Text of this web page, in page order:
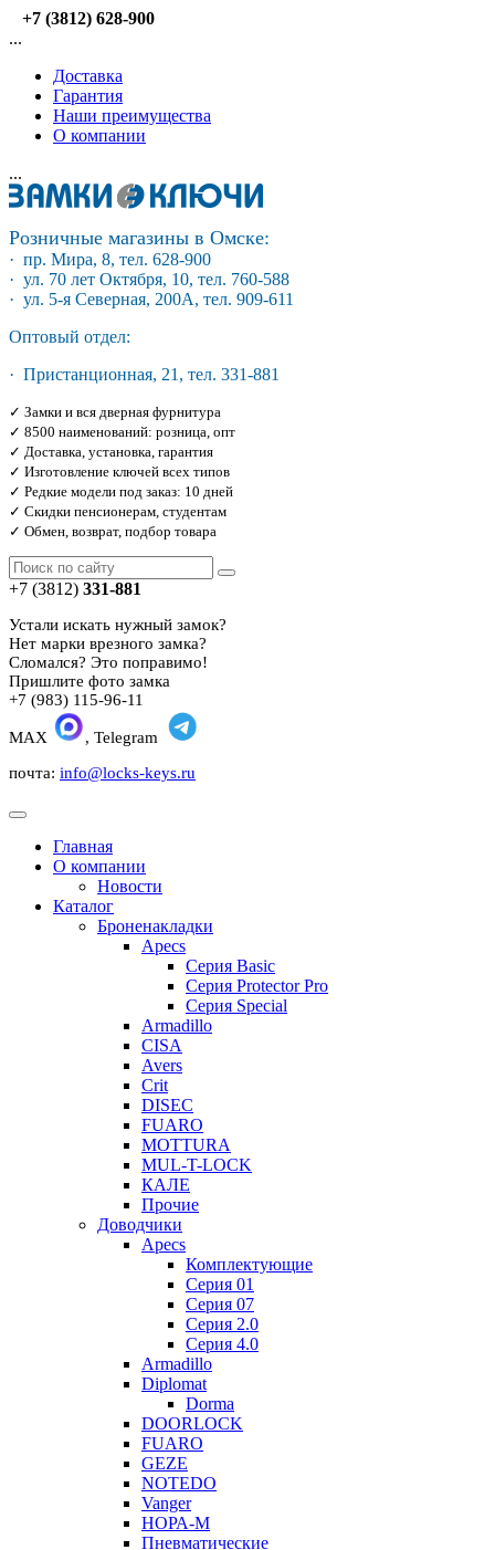
+7 (3812) 628-900
...
Доставка
Гарантия
Наши преимущества
О компании
...
Розничные магазины в Омске:
· пр. Мира, 8, тел. 628-900
· ул. 70 лет Октября, 10, тел. 760-588
· ул. 5-я Северная, 200А, тел. 909-611
Оптовый отдел:
· Пристанционная, 21, тел. 331-881
✓ Замки и вся дверная фурнитура
✓ 8500 наименований: розница, опт
✓ Доставка, установка, гарантия
✓ Изготовление ключей всех типов
✓ Редкие модели под заказ: 10 дней
✓ Скидки пенсионерам, студентам
✓ Обмен, возврат, подбор товара
+7 (3812) 331-881
Устали искать нужный замок?
Нет марки врезного замка?
Сломался? Это поправимо!
Пришлите фото замка
+7 (983) 115-96-11
MAX
, Telegram
почта: info@locks-keys.ru
Главная
О компании
Новости
Каталог
Броненакладки
Apecs
Серия Basic
Серия Protector Pro
Серия Special
Armadillo
CISA
Avers
Crit
DISEC
FUARO
MOTTURA
MUL-T-LOCK
КАЛЕ
Прочие
Доводчики
Apecs
Комплектующие
Серия 01
Серия 07
Серия 2.0
Серия 4.0
Armadillo
Diplomat
Dorma
DOORLOCK
FUARO
GEZE
NOTEDO
Vanger
НОРА-М
Пневматические